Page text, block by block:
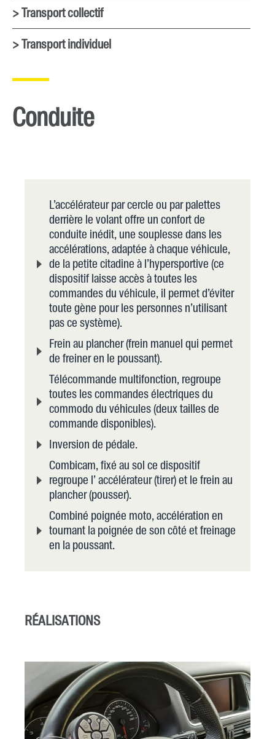
> Transport collectif
> Transport individuel
Conduite
L’accélérateur par cercle ou par palettes
derrière le volant offre un confort de
conduite inédit, une souplesse dans les
accélérations, adaptée à chaque véhicule,
de la petite citadine à l’hypersportive (ce
dispositif laisse accès à toutes les
commandes du véhicule, il permet d’éviter
toute gène pour les personnes n’utilisant
pas ce système).
Frein au plancher (frein manuel qui permet
de freiner en le poussant).
Télécommande multifonction, regroupe
toutes les commandes électriques du
commodo du véhicules (deux tailles de
commande disponibles).
Inversion de pédale.
Combicam, fixé au sol ce dispositif
regroupe l’ accélérateur (tirer) et le frein au
plancher (pousser).
Combiné poignée moto, accélération en
tournant la poignée de son côté et freinage
en la poussant.
RÉALISATIONS